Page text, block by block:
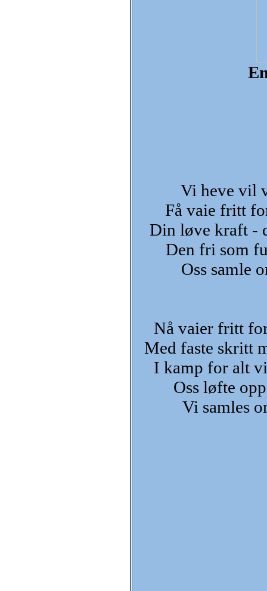
Vi heve vil
Få vaie fritt
Din løve kraft -
Den fri som
Oss samle
Nå vaier fritt
Med faste skritt
I kamp for alt
Oss løfte
Vi samles